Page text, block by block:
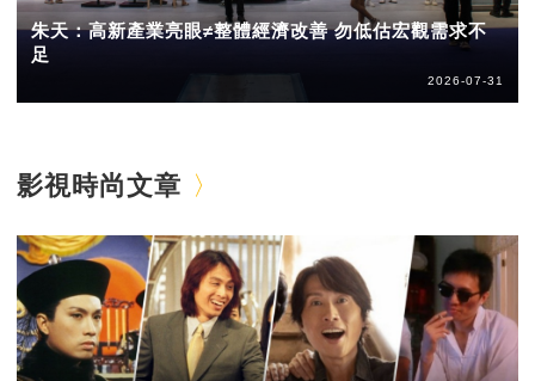
朱天：高新產業亮眼≠整體經濟改善 勿低估宏觀需求不
足
2026-07-31
影視時尚文章